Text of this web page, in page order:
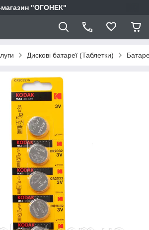
магазин "ОГОНЕК"
Дискові батареї (Таблетки)